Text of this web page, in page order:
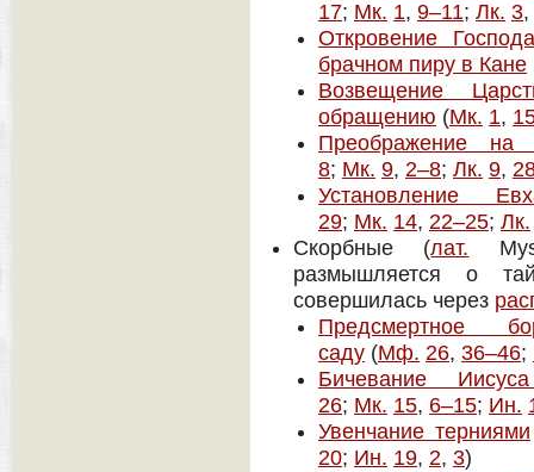
17; Мк. 1, 9–11; Лк. 3,
Откровение
брачном пиру в Кане
Возвещение
обращению (Мк. 1,
Преображение на
8; Мк. 9, 2–8; Лк. 9,
Установление
29; Мк. 14, 22–25; Лк.
Скорбные (лат.
размышляется о
совершилась через
Предсмертное
саду (Мф. 26, 36–46;
Бичевание
26; Мк. 15, 6–15; Ин.
Увенчание терниями
20; Ин. 19, 2, 3)